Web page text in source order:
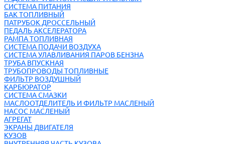
СИСТЕМА ПИТАНИЯ
БАК ТОПЛИВНЫЙ
ПАТРУБОК ДРОССЕЛЬНЫЙ
ПЕДАЛЬ АКСЕЛЕРАТОРА
РАМПА ТОПЛИВНАЯ
СИСТЕМА ПОДАЧИ ВОЗДУХА
СИСТЕМА УЛАВЛИВАНИЯ ПАРОВ БЕНЗНА
ТРУБА ВПУСКНАЯ
ТРУБОПРОВОДЫ ТОПЛИВНЫЕ
ФИЛЬТР ВОЗДУШНЫЙ
КАРБЮРАТОР
СИСТЕМА СМАЗКИ
МАСЛООТДЕЛИТЕЛЬ И ФИЛЬТР МАСЛЕНЫЙ
НАСОС МАСЛЕНЫЙ
АГРЕГАТ
ЭКРАНЫ ДВИГАТЕЛЯ
КУЗОВ